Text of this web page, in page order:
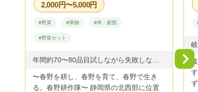
2,000円〜5,000円
#野菜 #果物 #米・穀類
#野菜セット
〜春野を耕し、春野を育て、春野で生き
る。春野耕作隊〜 静岡県の北西部に位置
ず
Next